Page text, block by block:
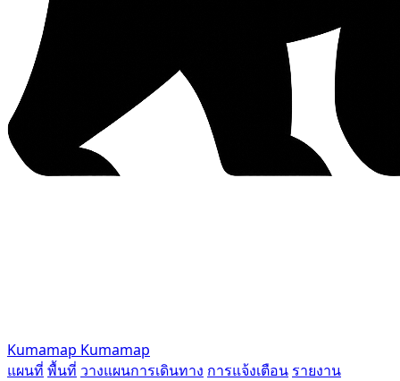
Kumamap Kumamap
แผนที่ พื้นที่ วางแผนการเดินทาง การแจ้งเตือน รายงาน